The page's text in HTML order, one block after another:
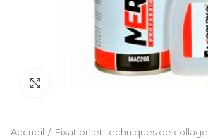
Accueil Fixation et techniques de collage